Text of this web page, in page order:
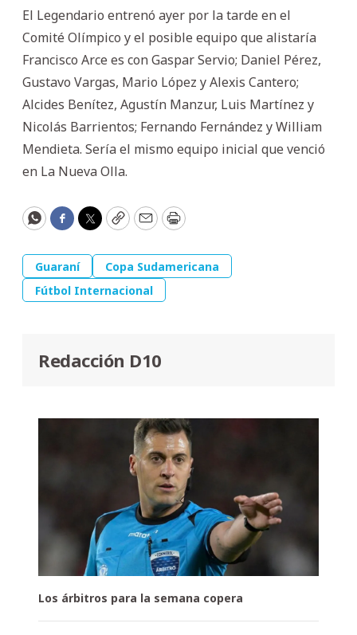
El Legendario entrenó ayer por la tarde en el
Comité Olímpico y el posible equipo que alistaría
Francisco Arce es con Gaspar Servio; Daniel Pérez,
Gustavo Vargas, Mario López y Alexis Cantero;
Alcides Benítez, Agustín Manzur, Luis Martínez y
Nicolás Barrientos; Fernando Fernández y William
Mendieta. Sería el mismo equipo inicial que venció
en La Nueva Olla.
WhatsApp
Facebook
Twitter
CopyEmailPrint
Guaraní
Copa Sudamericana
Fútbol Internacional
Redacción D10
Los árbitros para la semana copera